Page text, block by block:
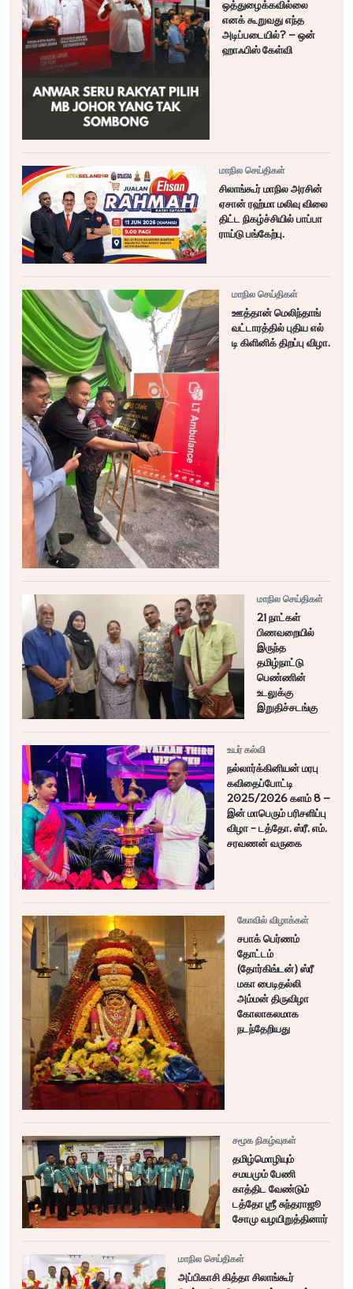
ஒத்துழைக்கவில்லை
எனக் கூறுவது எந்த
அடிப்படையில்? – ஒன்
ஹாஃபிஸ் கேள்வி
மாநில செய்திகள்
சிலாங்கூர் மாநில அரசின்
ஏசான் ரஹ்மா மலிவு விலை
திட்ட நிகழ்ச்சியில் பாப்பா
ராய்டு பங்கேற்பு.
மாநில செய்திகள்
ஊத்தான் மெலிந்தாங்
வட்டாரத்தில் புதிய எல்
டி கிளினிக் திறப்பு விழா.
மாநில செய்திகள்
21 நாட்கள்
பிணவறையில்
இருந்த
தமிழ்நாட்டு
பெண்ணின்
உடலுக்கு
இறுதிச்சடங்கு
உயர் கல்வி
நல்லார்க்கினியன் மரபு
கவிதைப்போட்டி
2025/2026 களம் 8 –
இன் மாபெரும் பரிசளிப்பு
விழா - டத்தோ. ஸ்ரீ. எம்.
சரவணன் வருகை
கோவில் விழாக்கள்
சபாக் பெர்ணம்
தோட்டம்
(தோர்கிங்டன்) ஸ்ரீ
மகா பைடிதல்லி
அம்மன் திருவிழா
கோலாகலமாக
நடந்தேறியது
சமூக நிகழ்வுகள்
தமிழ்மொழியும்
சமயமும் பேணி
காத்திட வேண்டும்
டத்தோ ஶ்ரீ சுந்தராஜூ
சோமு வழயிறுத்தினார்
மாநில செய்திகள்
அப்பிகாசி கித்தா சிலாங்கூர்